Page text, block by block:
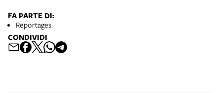
FA PARTE DI:
Reportages
CONDIVIDI